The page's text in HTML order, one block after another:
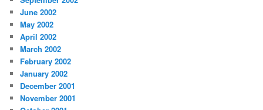
June 2002
May 2002
April 2002
March 2002
February 2002
January 2002
December 2001
November 2001